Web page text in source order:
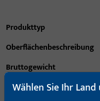
Produkttyp
Oberflächenbeschreibung
Bruttogewicht
Verpackungseinheit
Wählen Sie Ihr